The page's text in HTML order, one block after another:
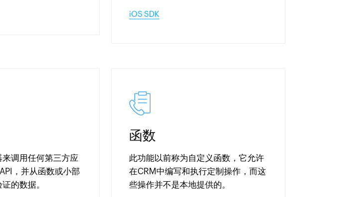
iOS SDK
调用任何第三方应
，并从函数或小部
的数据。
函数
此功能以前称为自定义函数，它允许
在CRM中编写和执行定制操作，而这
些操作并不是本地提供的。